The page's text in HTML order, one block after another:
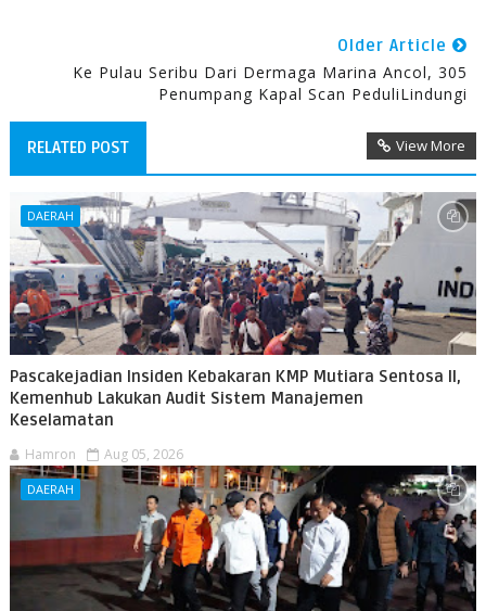
Older Article
Ke Pulau Seribu Dari Dermaga Marina Ancol, 305
Penumpang Kapal Scan PeduliLindungi
RELATED POST View More
DAERAH
Pascakejadian Insiden Kebakaran KMP Mutiara Sentosa II,
Kemenhub Lakukan Audit Sistem Manajemen
Keselamatan
Hamron Aug 05, 2026
DAERAH